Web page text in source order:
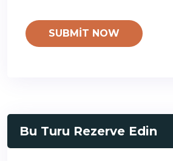
Bu Turu Rezerve Edin